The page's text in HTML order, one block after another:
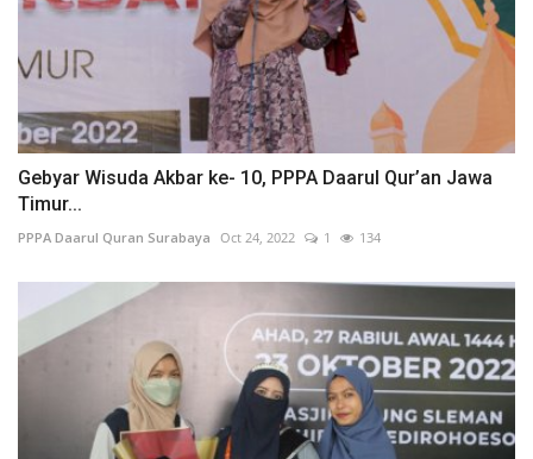
Gebyar Wisuda Akbar ke- 10, PPPA Daarul Qur’an Jawa
Timur...
PPPA Daarul Quran Surabaya Oct 24, 2022 1 134